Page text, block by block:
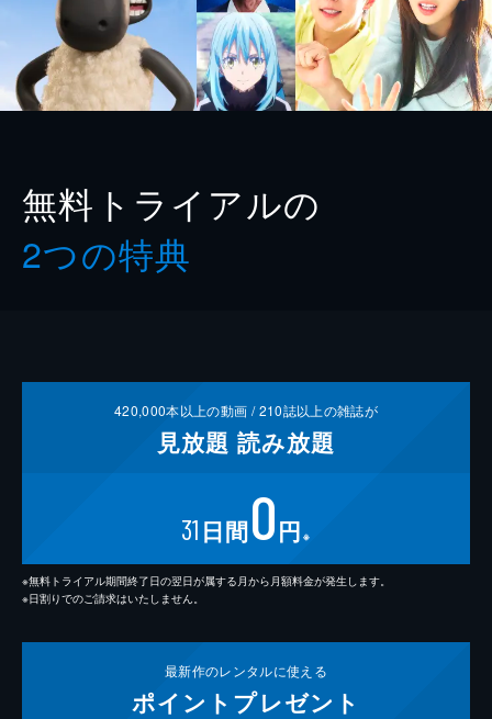
無料トライアルの
2つの特典
420,000本以上の動画 /210誌以上の雑誌が
見放題 読み放題
31 日間0円 ※
※無料トライアル期間終了日の翌日が属する月から月額料金が発生します。
※日割りでのご請求はいたしません。
最新作のレンタルに使える
ポイント プレゼント